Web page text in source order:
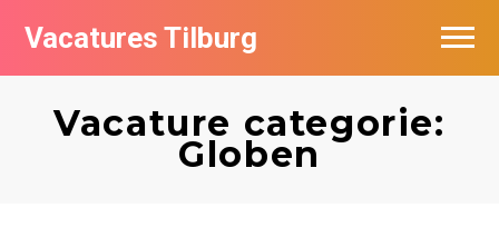
Vacatures Tilburg
Vacature categorie:
Globen
Vacatures per bedrijf
De populairste vacatures in Tilburg